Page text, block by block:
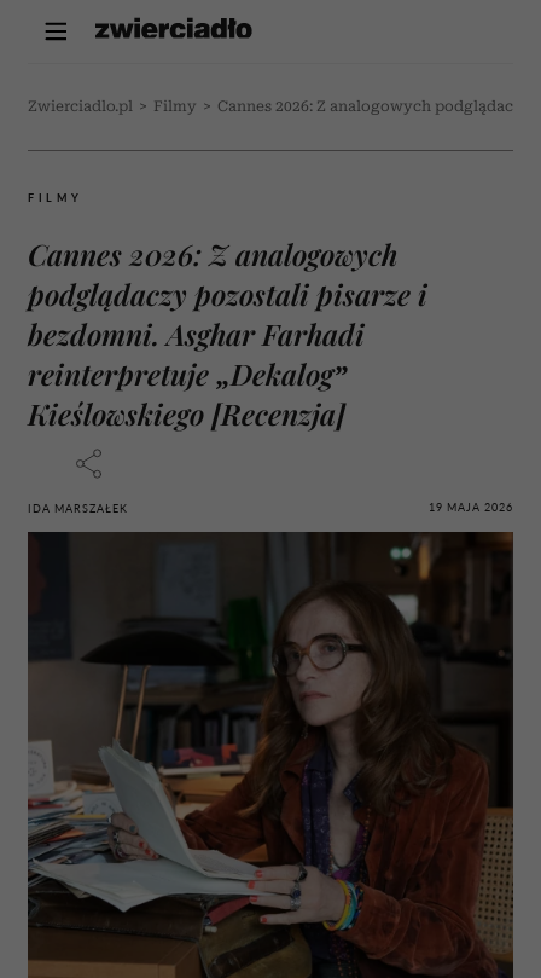
Zwierciadlo.pl > Filmy > Cannes 2026: Z analogowych
FILMY
Cannes 2026: Z analogowych
podglądaczy pozostali pisarze i
bezdomni. Asghar Farhadi
reinterpretuje „Dekalog”
Kieślowskiego [Recenzja]
IDA MARSZAŁEK 19 MAJA 2026